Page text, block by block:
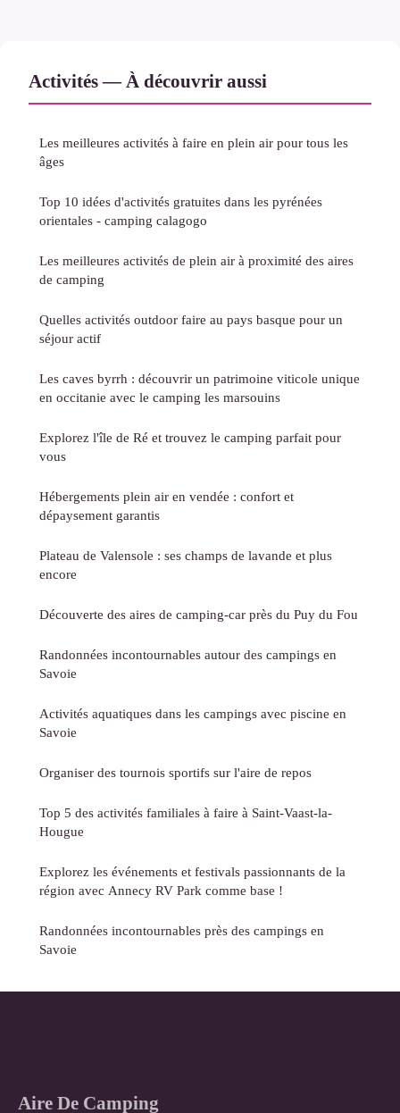
Activités — À découvrir aussi
Les meilleures activités à faire en plein air pour tous les
âges
Top 10 idées d'activités gratuites dans les pyrénées
orientales - camping calagogo
Les meilleures activités de plein air à proximité des aires
de camping
Quelles activités outdoor faire au pays basque pour un
séjour actif
Les caves byrrh : découvrir un patrimoine viticole unique
en occitanie avec le camping les marsouins
Explorez l'île de Ré et trouvez le camping parfait pour
vous
Hébergements plein air en vendée : confort et
dépaysement garantis
Plateau de Valensole : ses champs de lavande et plus
encore
Découverte des aires de camping-car près du Puy du Fou
Randonnées incontournables autour des campings en
Savoie
Activités aquatiques dans les campings avec piscine en
Savoie
Organiser des tournois sportifs sur l'aire de repos
Top 5 des activités familiales à faire à Saint-Vaast-la-
Hougue
Explorez les événements et festivals passionnants de la
région avec Annecy RV Park comme base !
Randonnées incontournables près des campings en
Savoie
Aire De Camping